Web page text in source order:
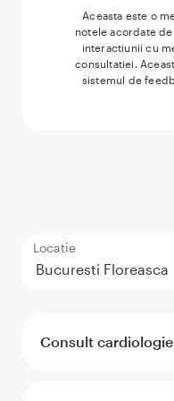
Aceasta este o
notele acordate
interactiunii cu
consultatiei.
sistemul de
Locatie
Consult cardiologie